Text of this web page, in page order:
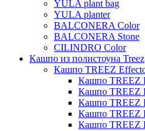
Thies
Moda
Pure
YULA plant bag
YULA planter
BALCONERA Color
BALCONERA Stone
CILINDRO Color
Кашпо из полистоуна Treez
Кашпо TREEZ
Кашпо TREEZ
Кашпо TREEZ
Кашпо TREEZ
Кашпо TREEZ
Кашпо TREEZ